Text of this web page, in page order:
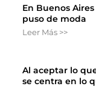
En Buenos
puso de moda
Leer Más >>
Al aceptar lo
se centra en lo